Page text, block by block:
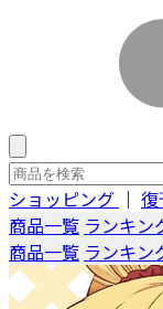
ショッピング ｜ 復
商品一覧 ランキン
商品一覧 ランキン